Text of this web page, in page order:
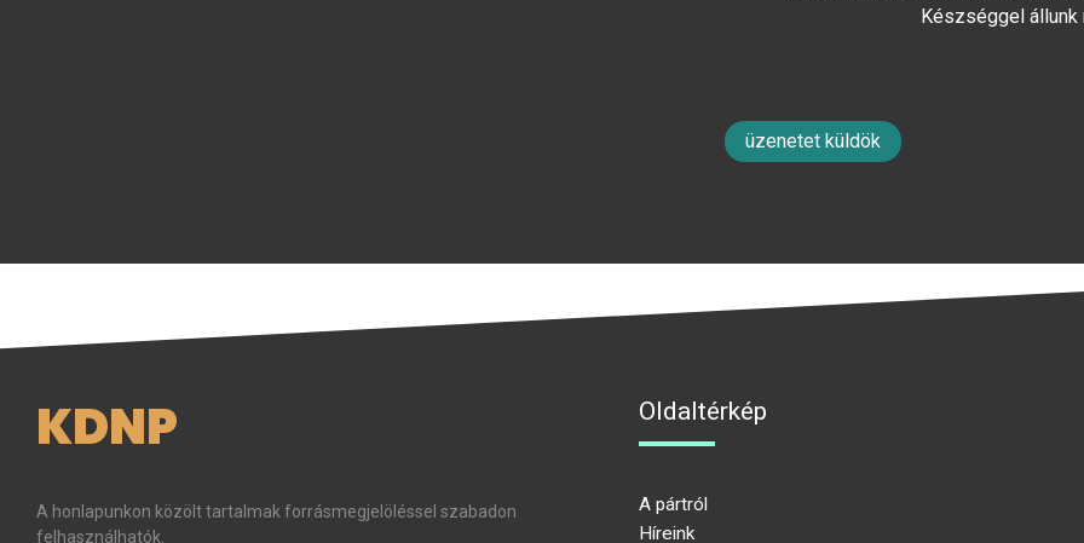
Készséggel
üzenetet küldök
KDNP
A honlapunkon közölt tartalmak forrásmegjelöléssel szabadon
felhasználhatók.
Oldaltérkép
A pártról
Híreink